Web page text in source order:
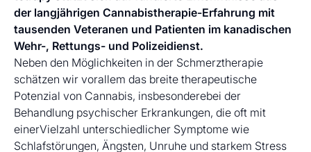
der langjährigen Cannabistherapie-Erfahrung mit
tausenden Veteranen und Patienten im kanadischen
Wehr-, Rettungs- und Polizeidienst.
Neben den Möglichkeiten in der Schmerztherapie
schätzen wir vorallem das breite therapeutische
Potenzial von Cannabis, insbesonderebei der
Behandlung psychischer Erkrankungen, die oft mit
einerVielzahl unterschiedlicher Symptome wie
Schlafstörungen, Ängsten, Unruhe und starkem Stress